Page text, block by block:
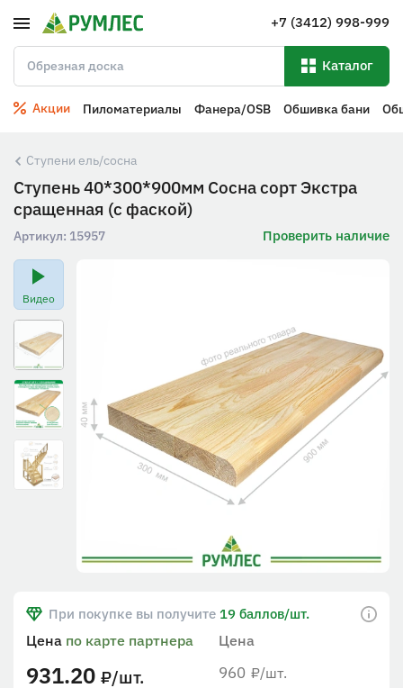
+7 (3412) 998-999
Каталог
Акции Пиломатериалы Фанера/OSB Обшивка бани
Ступени ель/сосна
Ступень 40*300*900мм Сосна сорт Экстра
сращенная (с фаской)
Артикул: 15957 Проверить наличие
Видео
При покупке вы получите 19 баллов/шт.
Цена
960 ₽/шт.
Цена по карте партнера
931.20 ₽/шт.